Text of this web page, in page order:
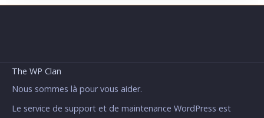
The WP Clan
Nous sommes là pour vous aider.
Le service de support et de maintenance WordPress est